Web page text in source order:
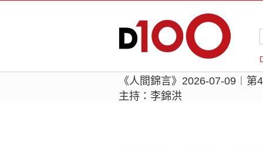
《人間錦言》2026-07-09︱第
主持：李錦洪